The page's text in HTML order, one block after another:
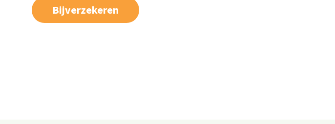
Bijverzekeren